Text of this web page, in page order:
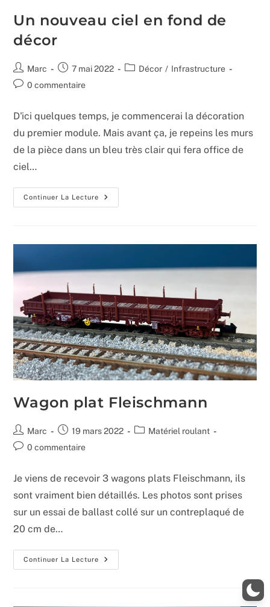
Un nouveau ciel en fond de
décor
Auteur/autrice
de
Marc
Publication
publiée :
7 mai 2022
PostDécor / Infrastructure
Commentaires
publication :
0 commentaire
D'ici quelques temps, je commencerai la décoration
du premier module. Mais avant ça, je repeins les murs
de la pièce dans un bleu très clair qui fera office de
ciel…
Continuer La Lecture
Un
Nouveau
Wagon plat Fleischmann
Auteur/autrice
de
Marc
Publication
publiée :
19 mars 2022
PostMatériel roulant
Commentaires
publication :
0 commentaire
Je viens de recevoir 3 wagons plats Fleischmann, ils
sont vraiment bien détaillés. Les photos sont prises
sur un essai de ballast collé sur un contreplaqué de
20 cm de…
Continuer La Lecture
Wagon
Plat